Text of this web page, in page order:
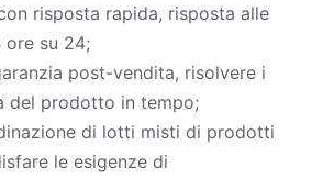
risposta rapida, risposta alle
ore su 24;
post-vendita, risolvere i
del prodotto in tempo;
di lotti misti di prodotti
le esigenze di